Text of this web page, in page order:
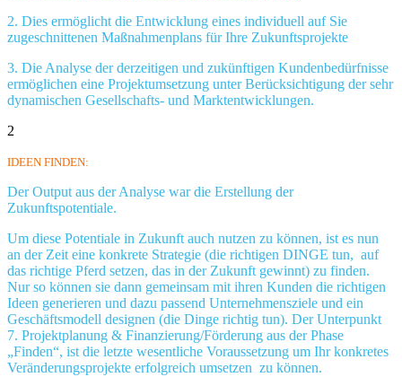
2. Dies ermöglicht die Entwicklung eines individuell auf Sie
zugeschnittenen Maßnahmenplans für Ihre Zukunftsprojekte
3. Die Analyse der derzeitigen und zukünftigen Kundenbedürfnisse
ermöglichen eine Projektumsetzung unter Berücksichtigung der sehr
dynamischen Gesellschafts- und Marktentwicklungen.
2
IDEEN FINDEN:
Der Output aus der Analyse war die Erstellung der
Zukunftspotentiale.
Um diese Potentiale in Zukunft auch nutzen zu können, ist es nun
an der Zeit eine konkrete Strategie (die richtigen DINGE tun, auf
das richtige Pferd setzen, das in der Zukunft gewinnt) zu finden.
Nur so können sie dann gemeinsam mit ihren Kunden die richtigen
Ideen generieren und dazu passend Unternehmensziele und ein
Geschäftsmodell designen (die Dinge richtig tun). Der Unterpunkt
7. Projektplanung & Finanzierung/Förderung aus der Phase
„Finden“, ist die letzte wesentliche Voraussetzung um Ihr konkretes
Veränderungsprojekte erfolgreich umsetzen zu können.